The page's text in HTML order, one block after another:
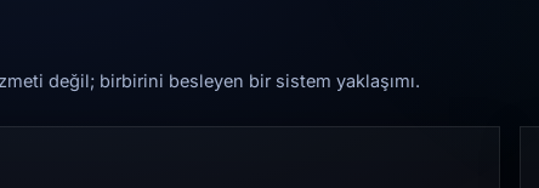
değil; birbirini besleyen bir sistem yaklaşımı.